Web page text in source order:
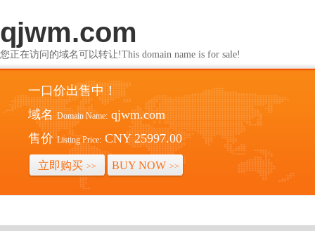
qjwm.com
您正在访问的域名可以转让!This domain name is for sale!
一口价出售中！
域名 Domain Name: qjwm.com
售价 Listing Price: CNY 25997.00
立即购买 >> BUY NOW >>